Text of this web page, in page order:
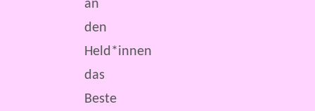
an
den
Held*innen
das
Beste